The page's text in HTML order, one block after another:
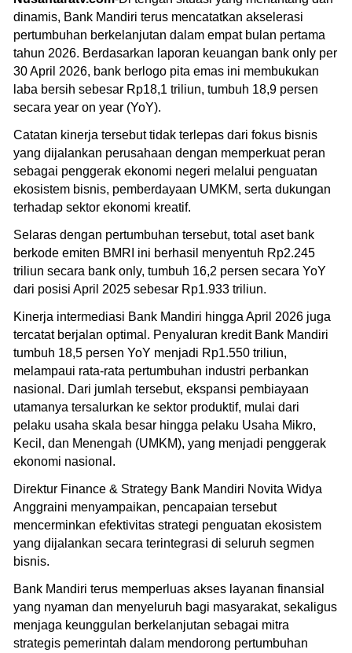
dinamis, Bank Mandiri terus mencatatkan akselerasi
pertumbuhan berkelanjutan dalam empat bulan pertama
tahun 2026. Berdasarkan laporan keuangan bank only per
30 April 2026, bank berlogo pita emas ini membukukan
laba bersih sebesar Rp18,1 triliun, tumbuh 18,9 persen
secara year on year (YoY).
Catatan kinerja tersebut tidak terlepas dari fokus bisnis
yang dijalankan perusahaan dengan memperkuat peran
sebagai penggerak ekonomi negeri melalui penguatan
ekosistem bisnis, pemberdayaan UMKM, serta dukungan
terhadap sektor ekonomi kreatif.
Selaras dengan pertumbuhan tersebut, total aset bank
berkode emiten BMRI ini berhasil menyentuh Rp2.245
triliun secara bank only, tumbuh 16,2 persen secara YoY
dari posisi April 2025 sebesar Rp1.933 triliun.
Kinerja intermediasi Bank Mandiri hingga April 2026 juga
tercatat berjalan optimal. Penyaluran kredit Bank Mandiri
tumbuh 18,5 persen YoY menjadi Rp1.550 triliun,
melampaui rata-rata pertumbuhan industri perbankan
nasional. Dari jumlah tersebut, ekspansi pembiayaan
utamanya tersalurkan ke sektor produktif, mulai dari
pelaku usaha skala besar hingga pelaku Usaha Mikro,
Kecil, dan Menengah (UMKM), yang menjadi penggerak
ekonomi nasional.
Direktur Finance & Strategy Bank Mandiri Novita Widya
Anggraini menyampaikan, pencapaian tersebut
mencerminkan efektivitas strategi penguatan ekosistem
yang dijalankan secara terintegrasi di seluruh segmen
bisnis.
Bank Mandiri terus memperluas akses layanan finansial
yang nyaman dan menyeluruh bagi masyarakat, sekaligus
menjaga keunggulan berkelanjutan sebagai mitra
strategis pemerintah dalam mendorong pertumbuhan